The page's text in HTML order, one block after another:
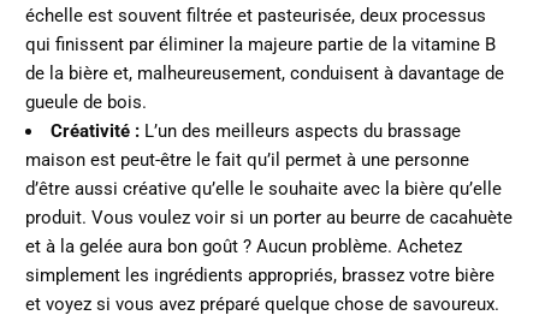
échelle est souvent filtrée et pasteurisée, deux processus
qui finissent par éliminer la majeure partie de la vitamine B
de la bière et, malheureusement, conduisent à davantage de
gueule de bois.
Créativité : L’un des meilleurs aspects du brassage
maison est peut-être le fait qu’il permet à une personne
d’être aussi créative qu’elle le souhaite avec la bière qu’elle
produit. Vous voulez voir si un porter au beurre de cacahuète
et à la gelée aura bon goût ? Aucun problème. Achetez
simplement les ingrédients appropriés, brassez votre bière
et voyez si vous avez préparé quelque chose de savoureux.